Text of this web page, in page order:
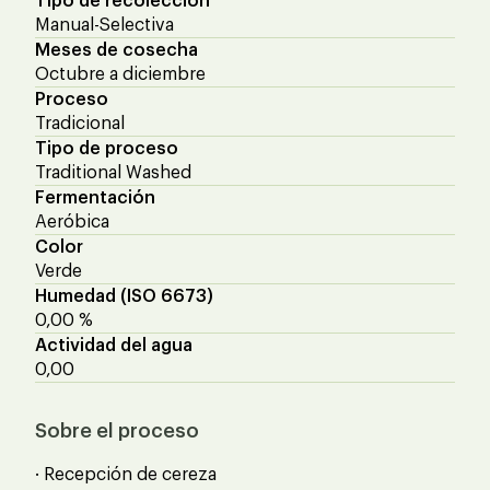
Manual-Selectiva
Meses de cosecha
Octubre a diciembre
Proceso
Tradicional
Tipo de proceso
Traditional Washed
Fermentación
Aeróbica
Color
Verde
Humedad (ISO 6673)
0,00 %
Actividad del agua
0,00
Sobre el proceso
· Recepción de cereza